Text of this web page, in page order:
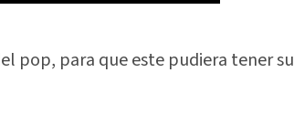
pop, para que este pudiera tener su